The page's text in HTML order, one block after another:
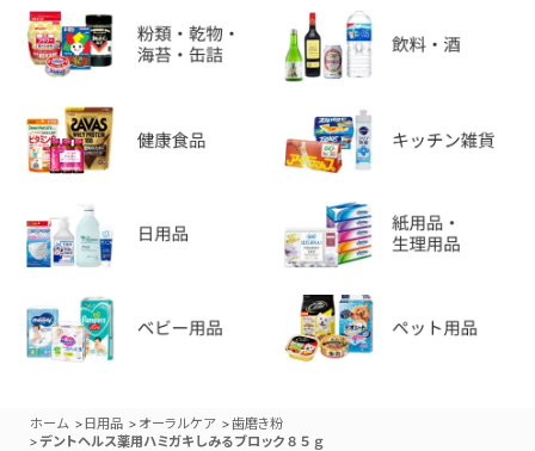
ホーム > 日用品 > オーラルケア >歯磨き粉
>デントヘルス薬用ハミガキしみるブロック８５ｇ